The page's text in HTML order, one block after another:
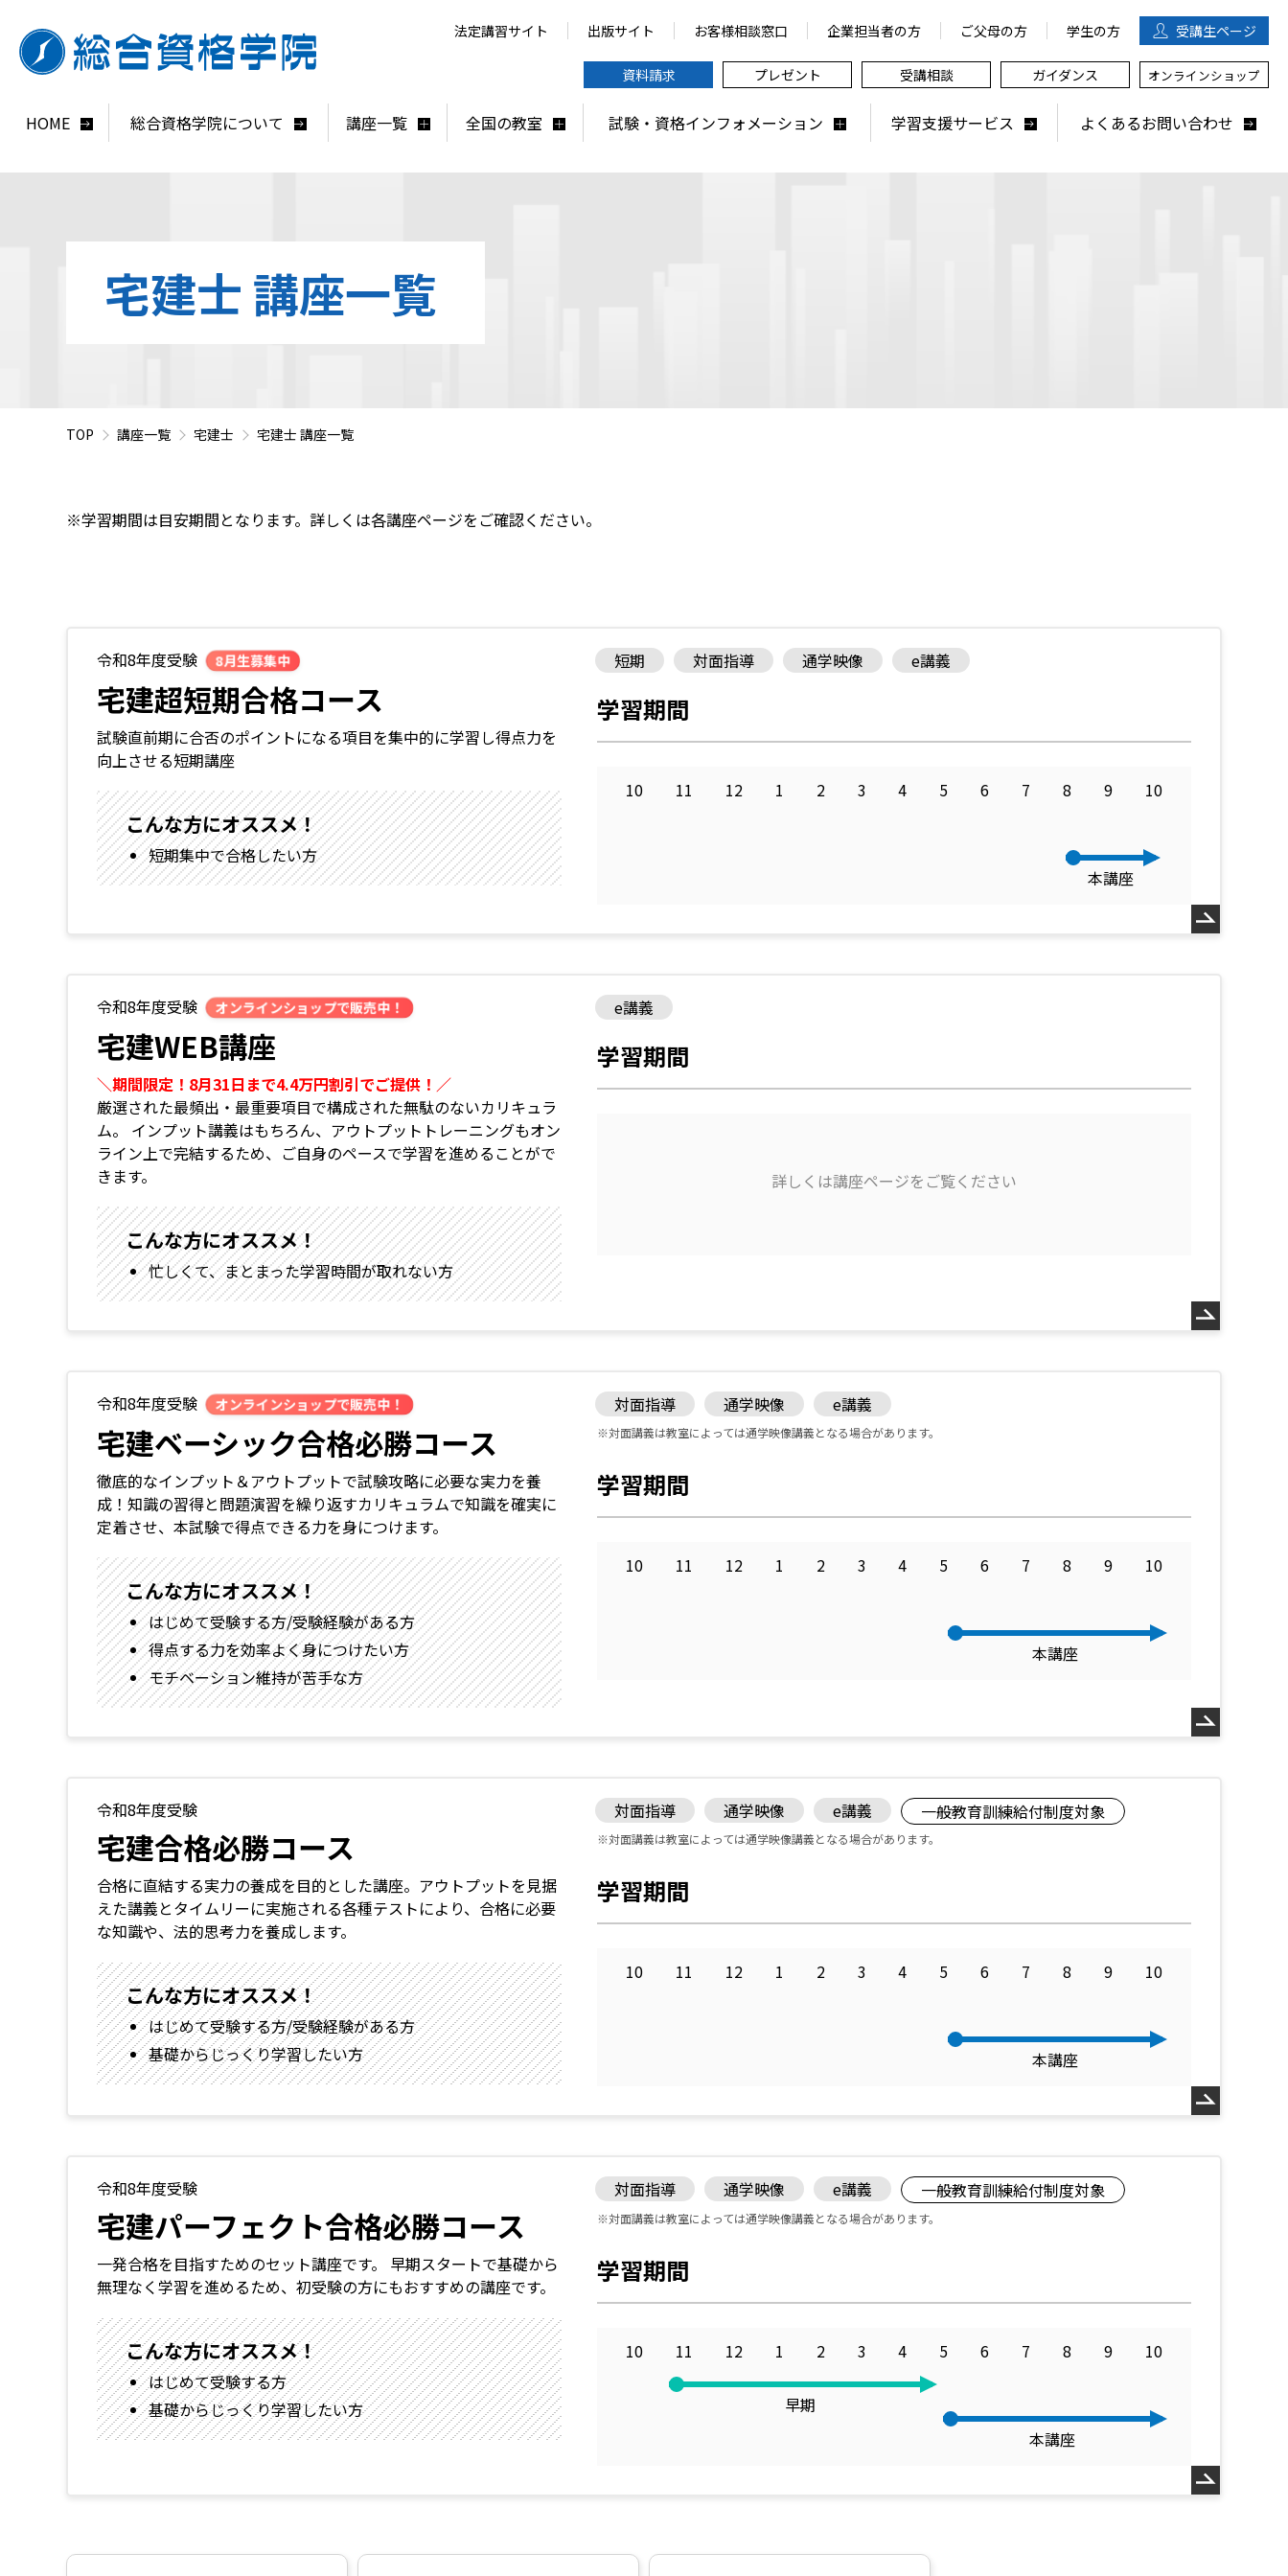
HOME 総合資格学院について 講座一覧 全国の教室 試験・資格インフォメーション 学習支援サービス よくあるお問い合わせ
受講生ページ
企業担当者の方 ご父母の方 学生の方
法定講習サイト 出版サイト お客様相談窓口
資料請求 プレゼント 受講相談 ガイダンス オンラインショップ
宅建士 講座一覧
TOP 講座一覧 宅建士 宅建士 講座一覧
※学習期間は目安期間となります。詳しくは各講座ページをご確認ください。
令和8年度受験 8月生募集中
宅建超短期合格コース
短期 対面指導 通学映像 e講義
試験直前期に合否のポイントになる項目を集中的に学習し得点力を
向上させる短期講座
こんな方にオススメ！
短期集中で合格したい方
学習期間
10 11 12 1 2 3 4 5 6 7 8 9 10
本講座
令和8年度受験 オンラインショップで販売中！
宅建WEB講座
e講義
＼期間限定！8月31日まで4.4万円割引でご提供！／
厳選された最頻出・最重要項目で構成された無駄のないカリキュラ
ム。 インプット講義はもちろん、アウトプットトレーニングもオン
ライン上で完結するため、ご自身のペースで学習を進めることがで
きます。
こんな方にオススメ！
忙しくて、まとまった学習時間が取れない方
学習期間
詳しくは講座ページをご覧ください
令和8年度受験 オンラインショップで販売中！
宅建ベーシック合格必勝コース
対面指導 通学映像 e講義
徹底的なインプット＆アウトプットで試験攻略に必要な実力を養
成！知識の習得と問題演習を繰り返すカリキュラムで知識を確実に
定着させ、本試験で得点できる力を身につけます。
こんな方にオススメ！
はじめて受験する方/受験経験がある方
得点する力を効率よく身につけたい方
モチベーション維持が苦手な方
※対面講義は教室によっては通学映像講義となる場合があります。
学習期間
10 11 12 1 2 3 4 5 6 7 8 9 10
本講座
令和8年度受験
宅建合格必勝コース
対面指導 通学映像 e講義 一般教育訓練給付制度対象
合格に直結する実力の養成を目的とした講座。アウトプットを見据
えた講義とタイムリーに実施される各種テストにより、合格に必要
な知識や、法的思考力を養成します。
こんな方にオススメ！
はじめて受験する方/受験経験がある方
基礎からじっくり学習したい方
※対面講義は教室によっては通学映像講義となる場合があります。
学習期間
10 11 12 1 2 3 4 5 6 7 8 9 10
本講座
令和8年度受験
宅建パーフェクト合格必勝コース
対面指導 通学映像 e講義 一般教育訓練給付制度対象
一発合格を目指すためのセット講座です。 早期スタートで基礎から
無理なく学習を進めるため、初受験の方にもおすすめの講座です。
こんな方にオススメ！
はじめて受験する方
基礎からじっくり学習したい方
※対面講義は教室によっては通学映像講義となる場合があります。
学習期間
10 11 12 1 2 3 4 5 6 7 8 9 10
早期
本講座